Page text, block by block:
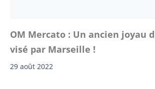
OM Mercato : Un ancien joyau
visé par Marseille !
29 août 2022